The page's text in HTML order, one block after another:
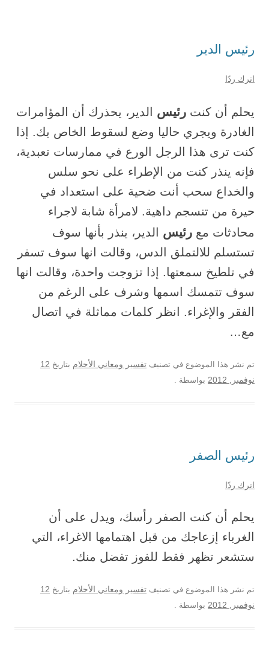
رئيس الدير
اترك ردًا
يحلم أن كنت رئيس الدير، يحذرك أن المؤامرات
الغادرة ويجري حاليا وضع لسقوط الخاص بك. إذا
كنت ترى هذا الرجل الورع في ممارسات تعبدية،
فإنه ينذر كنت من الإطراء على نحو سلس
والخداع سحب أنت ضحية على استعداد في
حيرة من تنسجم داهية. لامرأة شابة لاجراء
محادثات مع رئيس الدير، ينذر بأنها سوف
تستسلم للالتملق الدس، وقالت انها سوف تسفر
في تلطيخ سمعتها. إذا تزوجت واحدة، وقالت انها
سوف تتمسك اسمها وشرف على الرغم من
الفقر والإغراء. انظر كلمات مماثلة في اتصال
مع…
تم نشر هذا الموضوع في تصنيف تفسير ومعاني الأحلام بتاريخ 12
نوفمبر, 2012
بواسطة .
رئيس الصفر
اترك ردًا
يحلم أن كنت الصفر رأسك، ويدل على أن
الغرباء إزعاجك من قبل اهتمامها الاغراء، التي
ستشعر تظهر فقط للفوز تفضل منك.
تم نشر هذا الموضوع في تصنيف تفسير ومعاني الأحلام بتاريخ 12
نوفمبر, 2012
بواسطة .